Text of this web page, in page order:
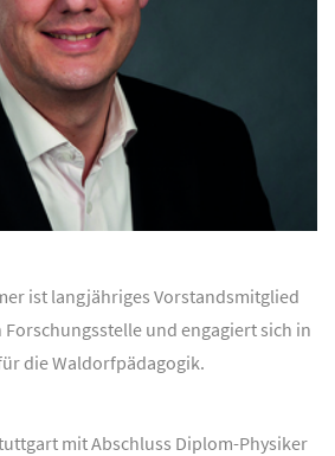
ist langjähriges Vorstandsmitglied
Forschungsstelle und engagiert sich in
die Waldorfpädagogik.
mit Abschluss Diplom-Physiker